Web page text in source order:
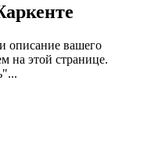
описание вашего
на этой странице.